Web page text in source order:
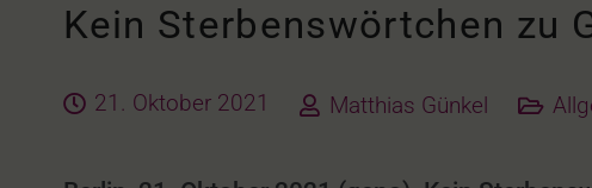
Kein Sterbenswörtchen zu
21. Oktober 2021 Matthias Günkel